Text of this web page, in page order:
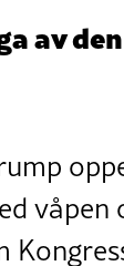
av den
våpen